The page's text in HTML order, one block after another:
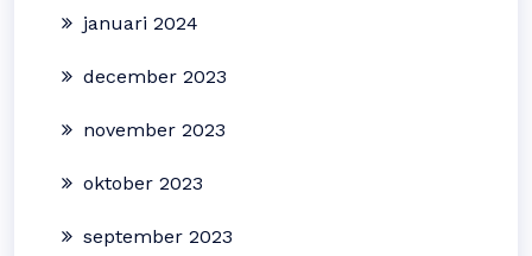
januari 2024
december 2023
november 2023
oktober 2023
september 2023